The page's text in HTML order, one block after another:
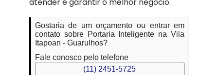
Gostaria de um orçamento ou entrar em
contato sobre Portaria Inteligente na Vila
Itapoan - Guarulhos?
Fale conosco pelo telefone
(11) 2451-5725